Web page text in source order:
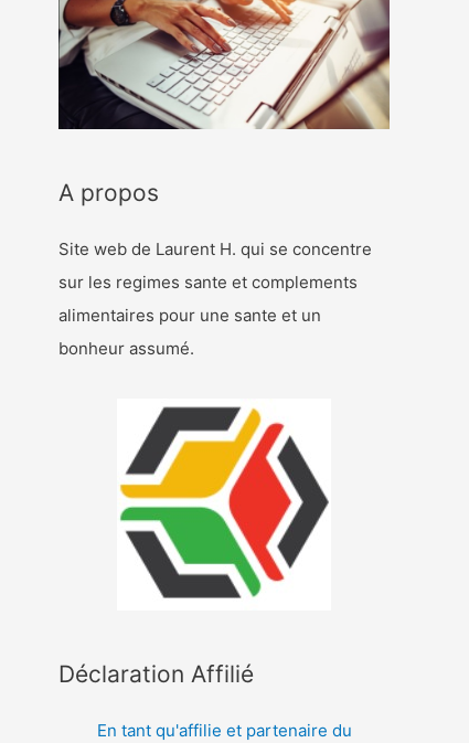
A propos
Site web de Laurent H. qui se concentre
sur les regimes sante et complements
alimentaires pour une sante et un
bonheur assumé.
Déclaration Affilié
En tant qu'affilie et partenaire du